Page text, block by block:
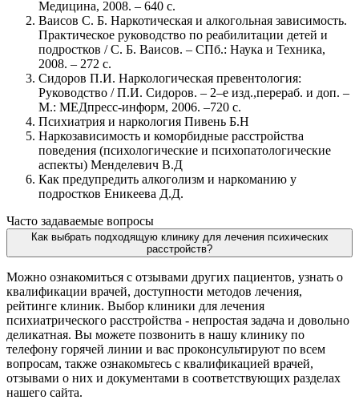
Медицина, 2008. – 640 с.
Ваисов С. Б. Наркотическая и алкогольная зависимость.
Практическое руководство по реабилитации детей и
подростков / С. Б. Ваисов. – СПб.: Наука и Техника,
2008. – 272 с.
Сидоров П.И. Наркологическая превентология:
Руководство / П.И. Сидоров. – 2–е изд.,перераб. и доп. –
М.: МЕДпресс-информ, 2006. –720 с.
Психиатрия и наркология Пивень Б.Н
Наркозависимость и коморбидные расстройства
поведения (психологические и психопатологические
аспекты) Менделевич В.Д
Как предупредить алкоголизм и наркоманию у
подростков Еникеева Д.Д.
Часто задаваемые вопросы
Как выбрать подходящую клинику для лечения психических
расстройств?
Можно ознакомиться с отзывами других пациентов, узнать о
квалификации врачей, доступности методов лечения,
рейтинге клиник. Выбор клиники для лечения
психиатрического расстройства - непростая задача и довольно
деликатная. Вы можете позвонить в нашу клинику по
телефону горячей линии и вас проконсультируют по всем
вопросам, также ознакомьтесь с квалификацией врачей,
отзывами о них и документами в соответствующих разделах
нашего сайта.